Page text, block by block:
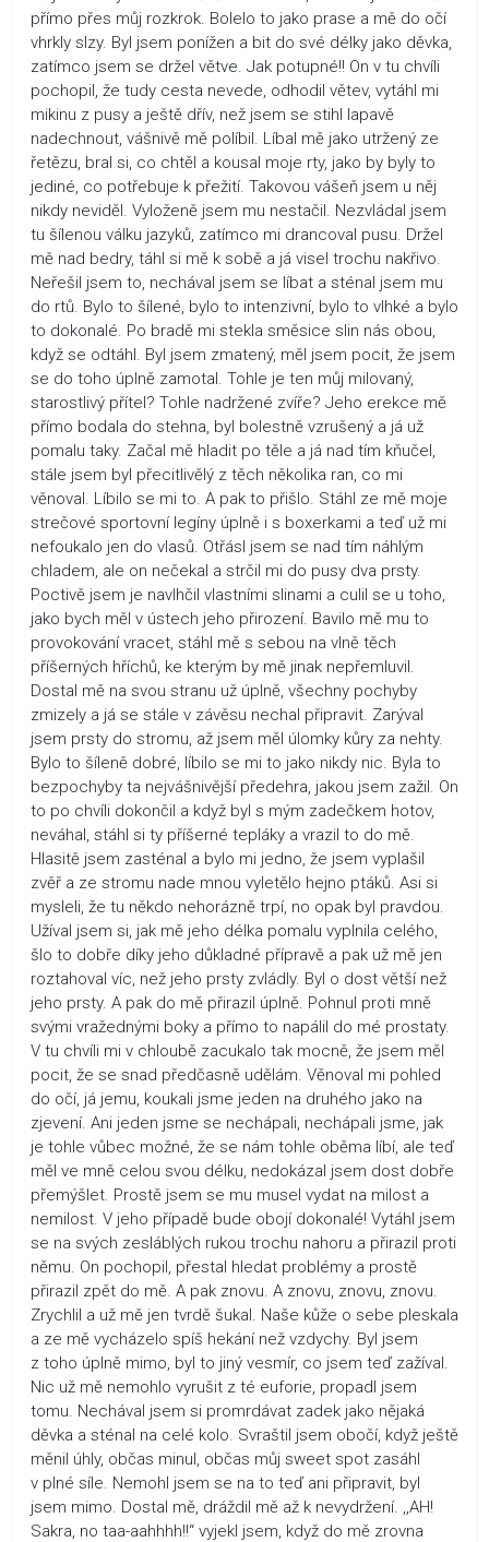
přímo přes můj rozkrok. Bolelo to jako prase a mě do očí
vhrkly slzy. Byl jsem ponížen a bit do své délky jako děvka,
zatímco jsem se držel větve. Jak potupné!! On v tu chvíli
pochopil, že tudy cesta nevede, odhodil větev, vytáhl mi
mikinu z pusy a ještě dřív, než jsem se stihl lapavě
nadechnout, vášnivě mě políbil. Líbal mě jako utržený ze
řetězu, bral si, co chtěl a kousal moje rty, jako by byly to
jediné, co potřebuje k přežití. Takovou vášeň jsem u něj
nikdy neviděl. Vyloženě jsem mu nestačil. Nezvládal jsem
tu šílenou válku jazyků, zatímco mi drancoval pusu. Držel
mě nad bedry, táhl si mě k sobě a já visel trochu nakřivo.
Neřešil jsem to, nechával jsem se líbat a sténal jsem mu
do rtů. Bylo to šílené, bylo to intenzivní, bylo to vlhké a bylo
to dokonalé. Po bradě mi stekla směsice slin nás obou,
když se odtáhl. Byl jsem zmatený, měl jsem pocit, že jsem
se do toho úplně zamotal. Tohle je ten můj milovaný,
starostlivý přítel? Tohle nadržené zvíře? Jeho erekce mě
přímo bodala do stehna, byl bolestně vzrušený a já už
pomalu taky. Začal mě hladit po těle a já nad tím kňučel,
stále jsem byl přecitlivělý z těch několika ran, co mi
věnoval. Líbilo se mi to. A pak to přišlo. Stáhl ze mě moje
strečové sportovní legíny úplně i s boxerkami a teď už mi
nefoukalo jen do vlasů. Otřásl jsem se nad tím náhlým
chladem, ale on nečekal a strčil mi do pusy dva prsty.
Poctivě jsem je navlhčil vlastními slinami a culil se u toho,
jako bych měl v ústech jeho přirození. Bavilo mě mu to
provokování vracet, stáhl mě s sebou na vlně těch
příšerných hříchů, ke kterým by mě jinak nepřemluvil.
Dostal mě na svou stranu už úplně, všechny pochyby
zmizely a já se stále v závěsu nechal připravit. Zarýval
jsem prsty do stromu, až jsem měl úlomky kůry za nehty.
Bylo to šíleně dobré, líbilo se mi to jako nikdy nic. Byla to
bezpochyby ta nejvášnivější předehra, jakou jsem zažil. On
to po chvíli dokončil a když byl s mým zadečkem hotov,
neváhal, stáhl si ty příšerné tepláky a vrazil to do mě.
Hlasitě jsem zasténal a bylo mi jedno, že jsem vyplašil
zvěř a ze stromu nade mnou vyletělo hejno ptáků. Asi si
mysleli, že tu někdo nehorázně trpí, no opak byl pravdou.
Užíval jsem si, jak mě jeho délka pomalu vyplnila celého,
šlo to dobře díky jeho důkladné přípravě a pak už mě jen
roztahoval víc, než jeho prsty zvládly. Byl o dost větší než
jeho prsty. A pak do mě přirazil úplně. Pohnul proti mně
svými vražednými boky a přímo to napálil do mé prostaty.
V tu chvíli mi v chloubě zacukalo tak mocně, že jsem měl
pocit, že se snad předčasně udělám. Věnoval mi pohled
do očí, já jemu, koukali jsme jeden na druhého jako na
zjevení. Ani jeden jsme se nechápali, nechápali jsme, jak
je tohle vůbec možné, že se nám tohle oběma líbí, ale teď
měl ve mně celou svou délku, nedokázal jsem dost dobře
přemýšlet. Prostě jsem se mu musel vydat na milost a
nemilost. V jeho případě bude obojí dokonalé! Vytáhl jsem
se na svých zesláblých rukou trochu nahoru a přirazil proti
němu. On pochopil, přestal hledat problémy a prostě
přirazil zpět do mě. A pak znovu. A znovu, znovu, znovu.
Zrychlil a už mě jen tvrdě šukal. Naše kůže o sebe pleskala
a ze mě vycházelo spíš hekání než vzdychy. Byl jsem
z toho úplně mimo, byl to jiný vesmír, co jsem teď zažíval.
Nic už mě nemohlo vyrušit z té euforie, propadl jsem
tomu. Nechával jsem si promrdávat zadek jako nějaká
děvka a sténal na celé kolo. Svraštil jsem obočí, když ještě
měnil úhly, občas minul, občas můj sweet spot zasáhl
v plné síle. Nemohl jsem se na to teď ani připravit, byl
jsem mimo. Dostal mě, dráždil mě až k nevydržení. ,,AH!
Sakra, no taa-aahhhh!!“ vyjekl jsem, když do mě zrovna